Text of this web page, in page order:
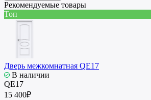
Рекомендуемые товары
Топ
Дверь межкомнатная QE17
В наличии
QE17
15 400₽